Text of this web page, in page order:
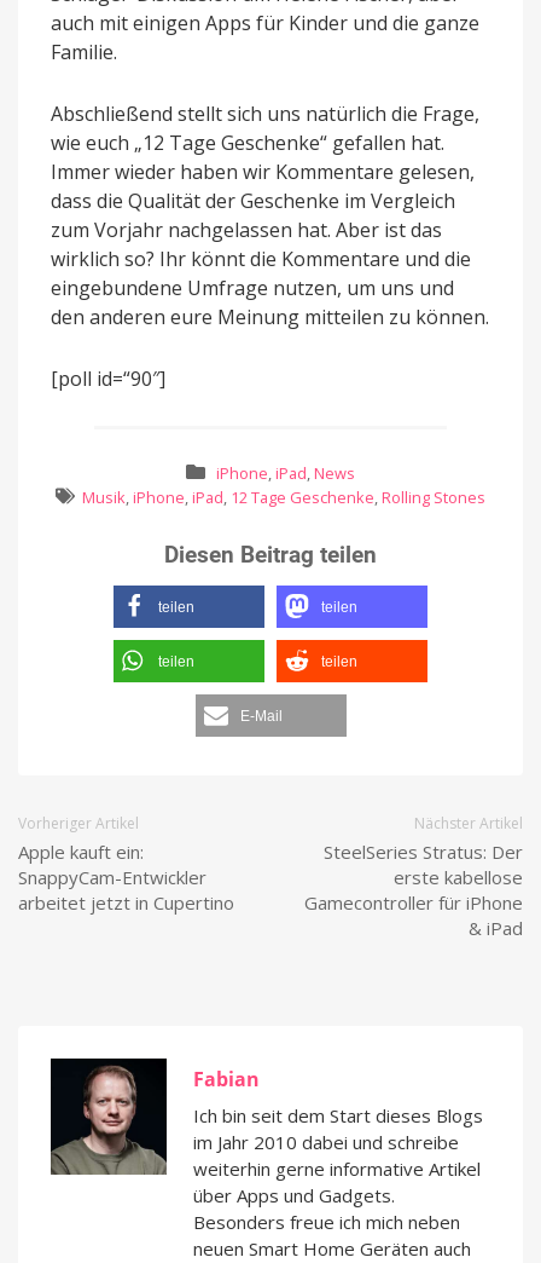
auch mit einigen Apps für Kinder und die ganze
Familie.
Abschließend stellt sich uns natürlich die Frage,
wie euch „12 Tage Geschenke“ gefallen hat.
Immer wieder haben wir Kommentare gelesen,
dass die Qualität der Geschenke im Vergleich
zum Vorjahr nachgelassen hat. Aber ist das
wirklich so? Ihr könnt die Kommentare und die
eingebundene Umfrage nutzen, um uns und
den anderen eure Meinung mitteilen zu können.
[poll id=“90″]
iPhone, iPad, News
Musik, iPhone, iPad, 12 Tage Geschenke, Rolling Stones
Diesen Beitrag teilen
teilen teilen
teilen teilen
E-Mail
Vorheriger Artikel
Apple kauft ein:
SnappyCam-Entwickler
arbeitet jetzt in Cupertino
Nächster Artikel
SteelSeries Stratus: Der
erste kabellose
Gamecontroller für iPhone
& iPad
Fabian
Ich bin seit dem Start dieses Blogs
im Jahr 2010 dabei und schreibe
weiterhin gerne informative Artikel
über Apps und Gadgets.
Besonders freue ich mich neben
neuen Smart Home Geräten auch